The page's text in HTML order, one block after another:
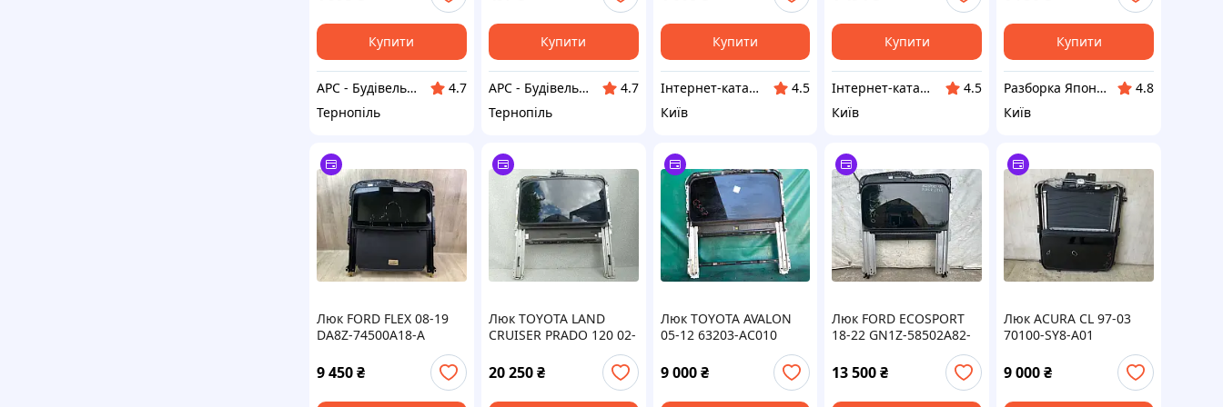
Купити
АРС - Будівельний інтернет-гіпермаркет
4.7
Тернопіль
Купити
АРС - Будівельний інтернет-гіпермаркет
4.7
Тернопіль
Купити
Інтернет-каталог знижок Техно ECO
4.5
Київ
Купити
Інтернет-каталог знижок Техно ECO
4.5
Київ
Купити
Разборка Японських Автомобілів Автоджапан "AutoJapan"
4.8
Київ
Люк FORD FLEX 08-19
DA8Z-74500A18-A
9 450₴
Люк TOYOTA LAND
CRUISER PRADO 120 02-
20 250₴
Люк TOYOTA AVALON
05-12 63203-AC010
9 000 ₴
Люк FORD ECOSPORT
18-22 GN1Z-58502A82-
13 500₴
Люк ACURA CL 97-03
70100-SY8-A01
9 000₴